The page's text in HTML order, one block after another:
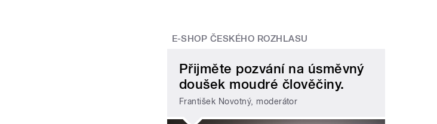
E-SHOP ČESKÉHO ROZHLASU
Přijměte pozvání na úsměvný
doušek moudré člověčiny.
František Novotný, moderátor